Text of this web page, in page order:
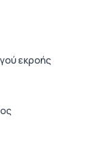
εκροής